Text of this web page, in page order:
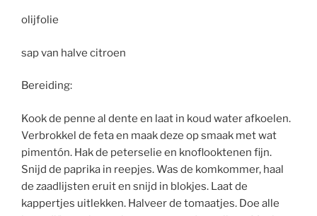
olijfolie
sap van halve citroen
Bereiding:
Kook de penne al dente en laat in koud water afkoelen.
Verbrokkel de feta en maak deze op smaak met wat
pimentón. Hak de peterselie en knoflooktenen fijn.
Snijd de paprika in reepjes. Was de komkommer, haal
de zaadlijsten eruit en snijd in blokjes. Laat de
kappertjes uitlekken. Halveer de tomaatjes. Doe alle